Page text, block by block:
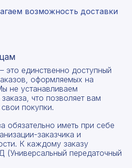
возможность доставки
это единственно доступный
оформляемых на
не устанавливаем
что позволяет вам
покупки.
обязательно иметь при себе
заказчика и
К каждому заказу
(Универсальный передаточный